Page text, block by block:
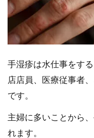
手湿疹は水仕事をす
店店員、医療従事者
です。
主婦に多いことから
れます。